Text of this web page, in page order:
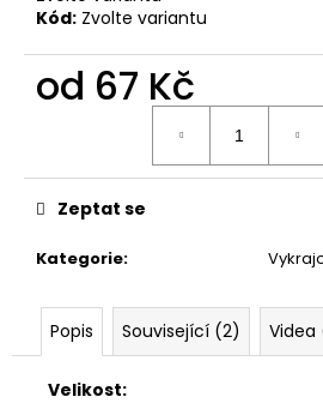
Kód: Zvolte variantu
od 67 Kč
Kategorie:
Zeptat se
Popis Související (2) Videa
Velikost:
u
j
e
m
33001
ZDOBÍCÍ
SÁČEK